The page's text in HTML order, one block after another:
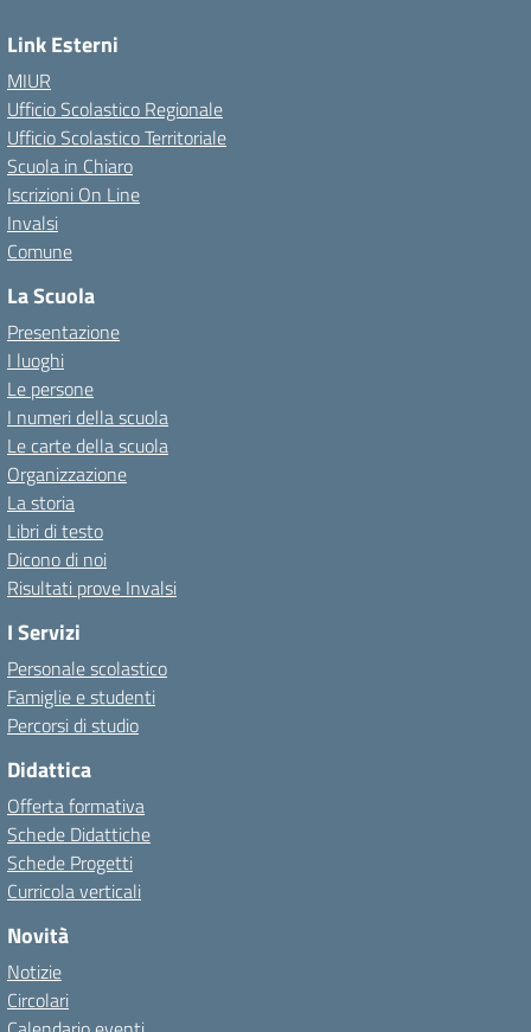
Link Esterni
MIUR
Ufficio Scolastico Regionale
Ufficio Scolastico Territoriale
Scuola in Chiaro
Iscrizioni On Line
Invalsi
Comune
La Scuola
Presentazione
I luoghi
Le persone
I numeri della scuola
Le carte della scuola
Organizzazione
La storia
Libri di testo
Dicono di noi
Risultati prove Invalsi
I Servizi
Personale scolastico
Famiglie e studenti
Percorsi di studio
Didattica
Offerta formativa
Schede Didattiche
Schede Progetti
Curricola verticali
Novità
Notizie
Circolari